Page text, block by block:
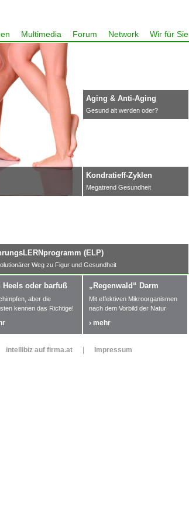
Multimedia Forum Network Wir für Sie
Aging & Anti-Aging
Gesund alt werden oder?
Kondratieff-Zyklen
Megatrend Gesundheit
(ELP)
Weg zu Figur und Gesundheit
Heels oder barfuß
aber die
kennen das Richtige!
„Regenwald“ Darm
Mit effektiven Mikroorganismen
nach dem Vorbild der Natur
› mehr
intellibiz auf firma.at Impressum